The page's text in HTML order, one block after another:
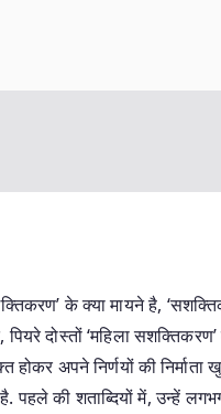
के क्या मायने है,
दोस्तों ‘महिला
अपने निर्णयों की निर्माता
पहले की शताब्दियों में, उन्हें